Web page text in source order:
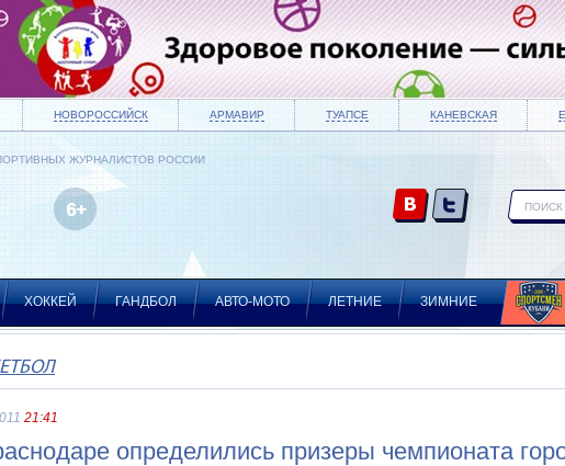
НОВОРОССИЙСК АРМАВИР ТУАПСЕ КАНЕВСКАЯ
ЖУРНАЛИСТОВ РОССИИ
ХОККЕЙ ГАНДБОЛ АВТО-МОТО ЛЕТНИЕ ЗИМНИЕ
21:41
определились призеры чемпионата